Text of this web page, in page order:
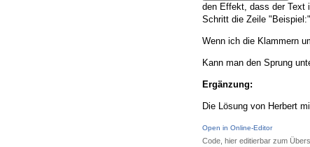
den Effekt, dass der Text
Schritt die Zeile
Wenn ich die Klammern
Kann man den Sprung
Ergänzung:
Die Lösung von Herbert
Open in Online-Editor
Code, hier editierbar zum